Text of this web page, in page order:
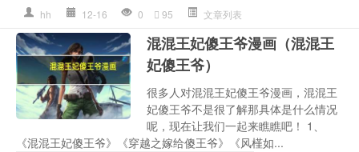
hh 12-16 0 95 文章列表
混混王妃傻王爷漫画（混混王
妃傻王爷）
很多人对混混王妃傻王爷漫画，混混王
妃傻王爷不是很了解那具体是什么情况
呢，现在让我们一起来瞧瞧吧！ 1、
《混混王妃傻王爷》《穿越之嫁给傻王爷》《风槿如...